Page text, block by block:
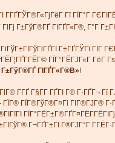
Г­ГҐГЎГ®Г«ГјГёГ Гї ГЇГ°Г
Г±ГўГ®ГҐ ГІГҐГ«Г®, Г°Г
Г±ГҐГЎГї
ГЇГ°ГЁГЈГ«Г ГёГ
ГІГҐГ«Г®В»!
Г­ГҐ Г§Г­Г ГҐГІ Г® Г·ГҐГ¬
ГЇГ® ГЇГ®ГўГ®Г¤Гі ГІГ®ГЈГ®
Г¬ГҐГ±ГІ Г®ГЈГ°Г